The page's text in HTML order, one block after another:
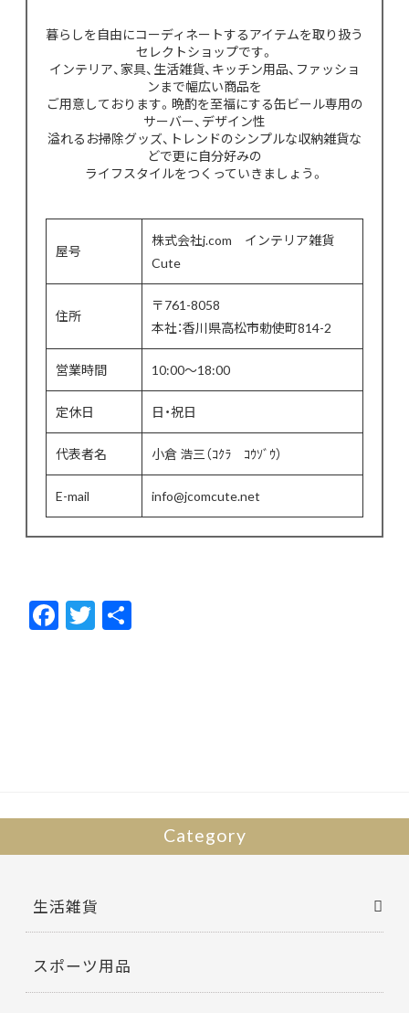
暮らしを自由にコーディネートするアイテムを取り扱う
セレクトショップです。
インテリア、家具、生活雑貨、キッチン用品、ファッショ
ンまで幅広い商品を
ご用意しております。晩酌を至福にする缶ビール専用の
サーバー、デザイン性
溢れるお掃除グッズ、トレンドのシンプルな収納雑貨な
どで更に自分好みの
ライフスタイルをつくっていきましょう。
屋号
株式会社j.com インテリア雑貨
Cute
住所
〒761-8058
本社：香川県高松市勅使町814-2
営業時間 10:00〜18:00
定休日 日・祝日
代表者名 小倉 浩三（ｺｸﾗ ｺｳｿﾞｳ）
E-mail info@jcomcute.net
F
ac
T
w
Category
生活雑貨
スポーツ用品